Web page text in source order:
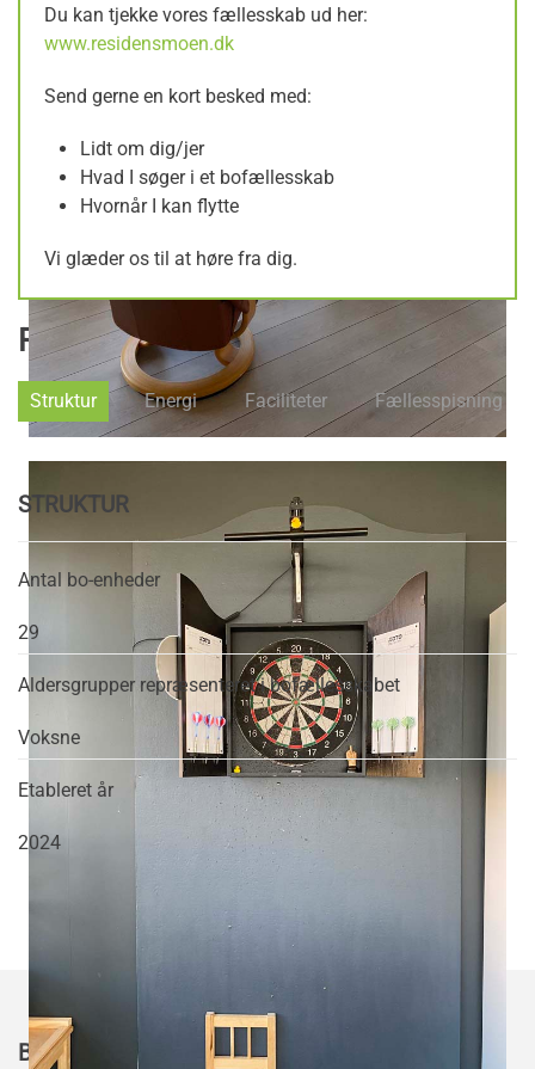
Du kan tjekke vores fællesskab ud her:
www.residensmoen.dk
Send gerne en kort besked med:
Lidt om dig/jer
Hvad I søger i et bofællesskab
Hvornår I kan flytte
Vi glæder os til at høre fra dig.
FAKTA OM BOLIGEN
Struktur Energi Faciliteter Fællesspisning
STRUKTUR
Antal bo-enheder
29
Aldersgrupper repræsenteret i bofællesskabet
Voksne
Etableret år
2024
BOFÆLLESSKAB.DK